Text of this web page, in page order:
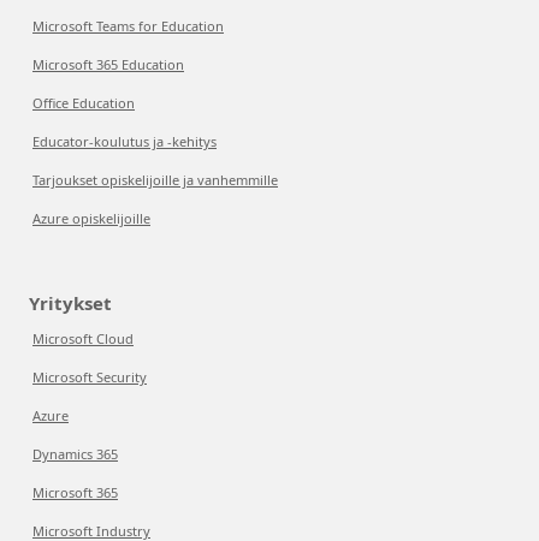
Microsoft Teams for Education
Microsoft 365 Education
Office Education
Educator-koulutus ja -kehitys
Tarjoukset opiskelijoille ja vanhemmille
Azure opiskelijoille
Yritykset
Microsoft Cloud
Microsoft Security
Azure
Dynamics 365
Microsoft 365
Microsoft Industry